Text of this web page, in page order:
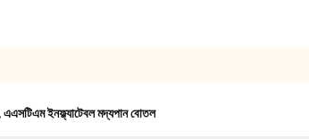
এএসটিএম ইনফ্ল্যাটেবল মদ্যপান বোতল